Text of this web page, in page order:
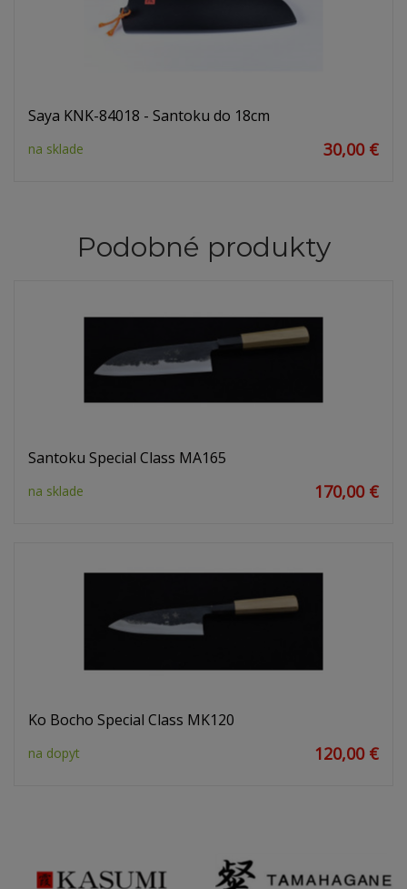
Saya KNK-84018 - Santoku do 18cm
na sklade 30,00 €
Podobné produkty
Santoku Special Class MA165
na sklade 170,00 €
Ko Bocho Special Class MK120
na dopyt 120,00 €